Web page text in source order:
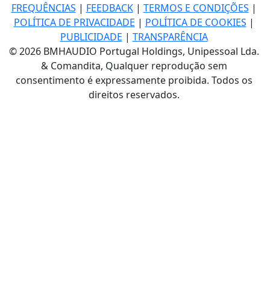
FREQUÊNCIAS | FEEDBACK| TERMOS E CONDIÇÕES |
POLÍTICA DE PRIVACIDADE | POLÍTICA DE COOKIES |
PUBLICIDADE | TRANSPARÊNCIA
© 2026 BMHAUDIO Portugal Holdings, Unipessoal Lda.
& Comandita, Qualquer reprodução sem
consentimento é expressamente proibida. Todos os
direitos reservados.